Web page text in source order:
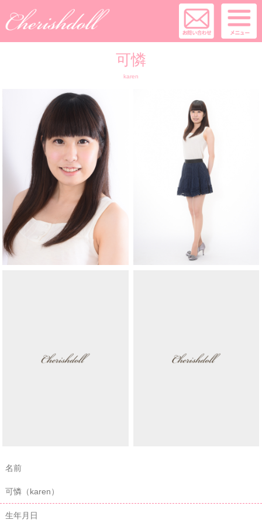
可憐
karen
名前
可憐（karen）
生年月日